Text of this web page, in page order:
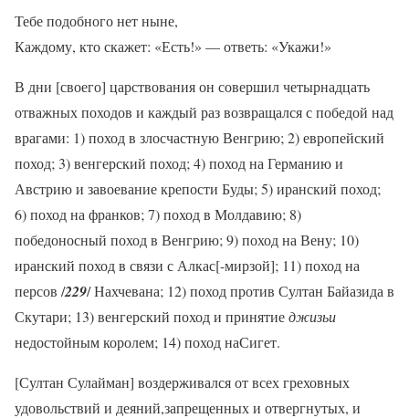
Тебе подобного нет ныне,
Каждому, кто скажет: «Есть!» — ответь: «Укажи!»
В дни [своего] царствования он совершил четырнадцать
отважных походов и каждый раз возвращался с победой над
врагами: 1) поход в злосчастную Венгрию; 2) европейский
поход; 3) венгерский поход; 4) поход на Германию и
Австрию и завоевание крепости Буды; 5) иранский поход;
6) поход на франков; 7) поход в Молдавию; 8)
победоносный поход в Венгрию; 9) поход на Вену; 10)
иранский поход в связи с Алкас[-мирзой]; 11) поход на
персов /229/ Нахчевана; 12) поход против Султан Байазида в
Скутари; 13) венгерский поход и принятиеджизьи
недостойным королем; 14) поход наСигет.
[Султан Сулайман] воздерживался от всех греховных
удовольствий и деяний,запрещенных и отвергнутых, и